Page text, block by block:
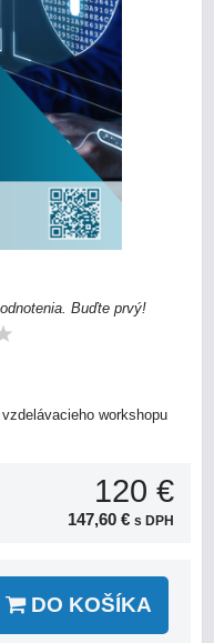
Buďte prvý!
workshopu
120 €
147,60 € s DPH
DO KOŠÍKA